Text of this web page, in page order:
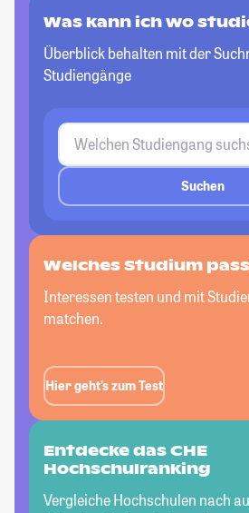
Was kann ich wo
Überblick behalten mit der
Studiengänge
Suchen
Welches Studium
Interessen testen und mit
matchen.
Hier geht’s zum Test
Entdecke das CHE
Hochschulranking
Vergleiche Hochschulen nach